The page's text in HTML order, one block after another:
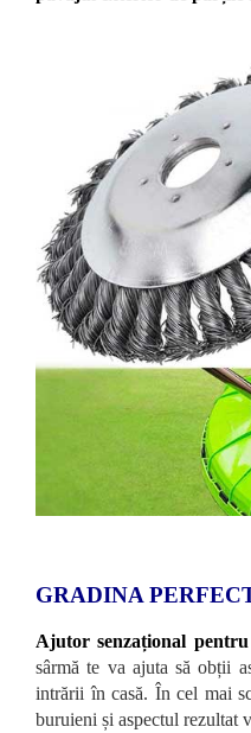
GRADINA
Ajutor senzațional
sârmă te va ajuta să obții
intrării în casă. În cel mai
buruieni și aspectul rezultat